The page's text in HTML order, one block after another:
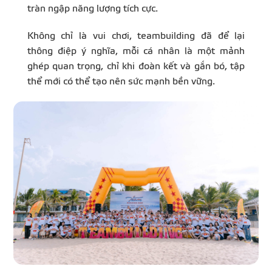
tràn ngập năng lượng tích cực.
Không chỉ là vui chơi, teambuilding đã để lại
thông điệp ý nghĩa, mỗi cá nhân là một mảnh
ghép quan trọng, chỉ khi đoàn kết và gắn bó, tập
thể mới có thể tạo nên sức mạnh bền vững.